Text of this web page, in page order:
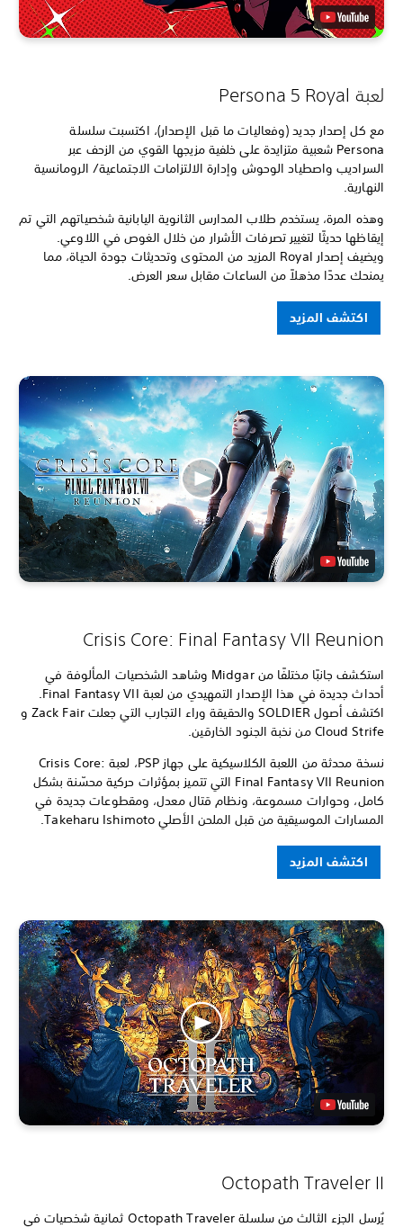
لعبة Persona 5 Royal
مع كل إصدار جديد (وفعاليات ما قبل الإصدار)، اكتسبت سلسلة
Persona شعبية متزايدة على خلفية مزيجها القوي من الزحف عبر
السراديب واصطياد الوحوش وإدارة الالتزامات الاجتماعية/ الرومانسية
النهارية.
وهذه المرة، يستخدم طلاب المدارس الثانوية اليابانية شخصياتهم التي تم
إيقاظها حديثًا لتغيير تصرفات الأشرار من خلال الغوص في اللاوعي.
ويضيف إصدار Royal المزيد من المحتوى وتحديثات جودة الحياة، مما
يمنحك عددًا مذهلاً من الساعات مقابل سعر العرض.
اكتشف المزيد
Crisis Core: Final Fantasy VII Reunion
استكشف جانبًا مختلفًا من Midgar وشاهد الشخصيات المألوفة في
اكتشف أصول SOLDIER والحقيقة وراء التجارب التي جعلت Zack Fair و
Cloud Strife من نخبة الجنود الخارقين.
نسخة محدثة من اللعبة الكلاسيكية على جهاز PSP، لعبة Crisis Core:
Final Fantasy VII Reunion التي تتميز بمؤثرات حركية محسّنة بشكل
كامل، وحوارات مسموعة، ونظام قتال معدل، ومقطوعات جديدة في
المسارات الموسيقية من قبل الملحن الأصلي Takeharu Ishimoto.
اكتشف المزيد
Octopath Traveler II
يُرسل الجزء الثالث من سلسلة Octopath Traveler ثمانية شخصيات في